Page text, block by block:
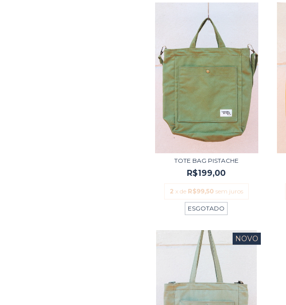
TOTE BAG PISTACHE
R$199,00
2 x de R$99,50 sem juros
ESGOTADO
NOVO